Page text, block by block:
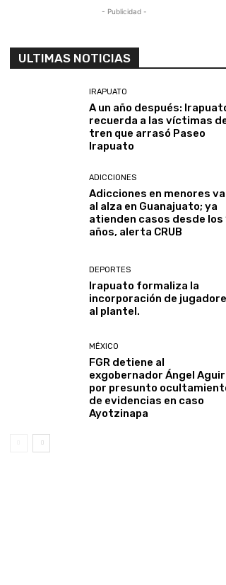
- Publicidad -
ULTIMAS NOTICIAS
IRAPUATO
A un año después:
recuerda a las víctimas
tren que arrasó Paseo
Irapuato
ADICCIONES
Adicciones en menores
al alza en Guanajuato; ya
atienden casos desde los
años, alerta CRUB
DEPORTES
Irapuato formaliza la
incorporación de
al plantel.
MÉXICO
FGR detiene al
exgobernador Ángel
por presunto
de evidencias en caso
Ayotzinapa